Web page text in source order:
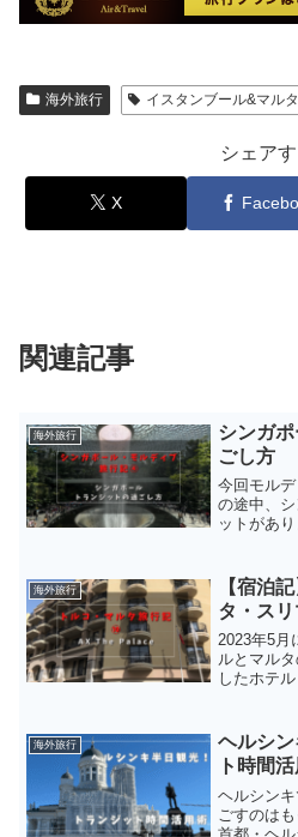
海外旅行 イスタンブール&マル
シェア
X
関連記事
海外旅行
シンガ
ごし方
今回モル
の途中、
ットがあ
ルでのト
し方をご
海外旅行
【宿泊
タ・ス
2023年5月
ルとマル
したホテ
海外旅行
ヘルシ
ト時間
ヘルシン
ごすのは